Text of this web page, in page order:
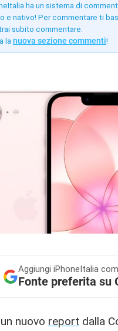
ha un sistema di
e nativo! Per commentare ti
subito commentare.
la nuova sezione commenti!
Aggiungi iPhoneItalia
Fonte preferita su
nuovo report dalla